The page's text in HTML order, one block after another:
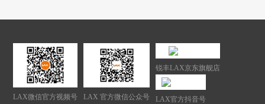
LAX微信官方视频号 LAX 官方微信公众号
锐丰LAX京东旗舰店
LAX官方抖音号